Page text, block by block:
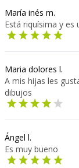
María inés m.
Está riquísima y es
Maria dolores l.
A mis hijas les
dibujos
Ángel l.
Es muy bueno